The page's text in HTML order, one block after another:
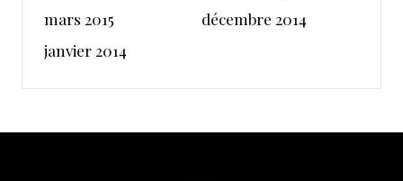
mars 2015
décembre 2014
janvier 2014